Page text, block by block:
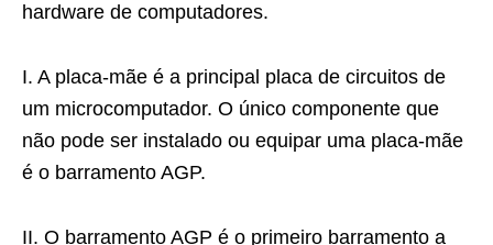
hardware de computadores.
I. A placa-mãe é a principal placa de circuitos de
um microcomputador. O único componente que
não pode ser instalado ou equipar uma placa-mãe
é o barramento AGP.
II. O barramento AGP é o primeiro barramento a